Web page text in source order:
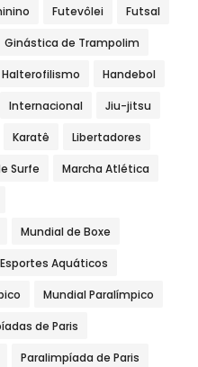
Futevôlei Futsal
Ginástica de Trampolim
Halterofilismo Handebol
Internacional Jiu-jitsu
Karatê Libertadores
Surfe Marcha Atlética
Mundial de Boxe
Aquáticos
Mundial Paralímpico
de Paris
Paralimpíada de Paris